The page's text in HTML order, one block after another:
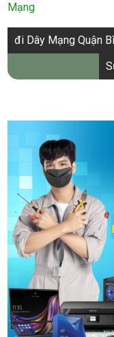
Mạng
Điều
hướng
bài
đi Dây Mạng Quận